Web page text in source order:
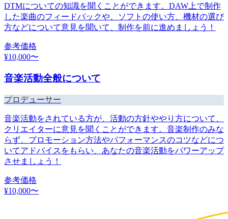
DTMについての知識を聞くことができます。DAW上で制作
した楽曲のフィードバックや、ソフトの使い方、機材の選び
方などについて意見を聞いて、制作を前に進めましょう！
参考価格
¥10,000〜
音楽活動全般について
プロデューサー
音楽活動をされている方が、活動の方針ややり方について、
クリエイターに意見を聞くことができます。音楽制作のみな
らず、プロモーション方法やパフォーマンスのコツなどにつ
いてアドバイスをもらい、あなたの音楽活動をパワーアップ
させましょう！
参考価格
¥10,000〜